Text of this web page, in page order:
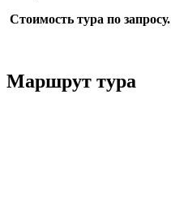
Стоимость тура по запросу.
Маршрут тура